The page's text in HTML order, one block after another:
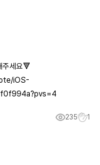
주세요🔻
iOS-
235 1